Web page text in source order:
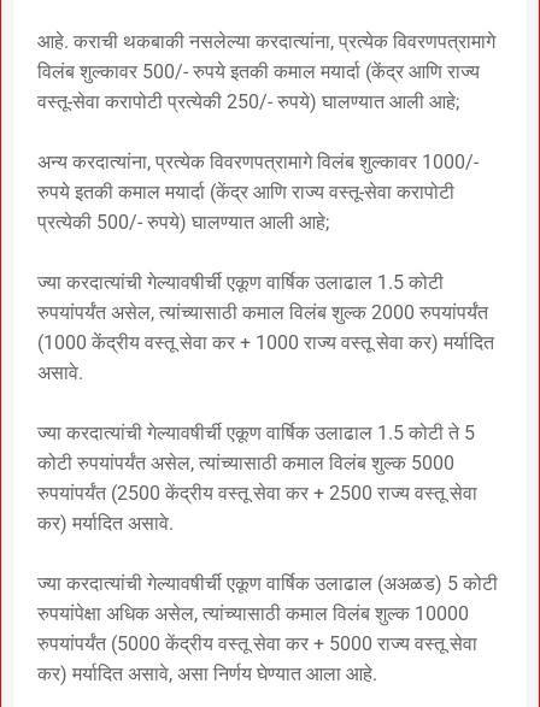
आहे. कराची थकबाकी नसलेल्या करदात्यांना, प्रत्येक विवरणपत्रामागे
विलंब शुल्कावर 500/- रुपये इतकी कमाल मयार्दा (केंद्र आणि राज्य
वस्तू-सेवा करापोटी प्रत्येकी 250/- रुपये) घालण्यात आली आहे;
अन्य करदात्यांना, प्रत्येक विवरणपत्रामागे विलंब शुल्कावर 1000/-
रुपये इतकी कमाल मयार्दा (केंद्र आणि राज्य वस्तू-सेवा करापोटी
प्रत्येकी 500/- रुपये) घालण्यात आली आहे;
ज्या करदात्यांची गेल्यावषीर्ची एकूण वार्षिक उलाढाल 1.5 कोटी
रुपयांपर्यंत असेल, त्यांच्यासाठी कमाल विलंब शुल्क 2000 रुपयांपर्यंत
(1000 केंद्रीय वस्तू सेवा कर + 1000 राज्य वस्तू सेवा कर) मर्यादित
असावे.
ज्या करदात्यांची गेल्यावषीर्ची एकूण वार्षिक उलाढाल 1.5 कोटी ते 5
कोटी रुपयांपर्यंत असेल, त्यांच्यासाठी कमाल विलंब शुल्क 5000
रुपयांपर्यंत (2500 केंद्रीय वस्तू सेवा कर + 2500 राज्य वस्तू सेवा
कर) मर्यादित असावे.
ज्या करदात्यांची गेल्यावषीर्ची एकूण वार्षिक उलाढाल (अअळड) 5 कोटी
रुपयांपेक्षा अधिक असेल, त्यांच्यासाठी कमाल विलंब शुल्क 10000
रुपयांपर्यंत (5000 केंद्रीय वस्तू सेवा कर + 5000 राज्य वस्तू सेवा
कर) मर्यादित असावे, असा निर्णय घेण्यात आला आहे.